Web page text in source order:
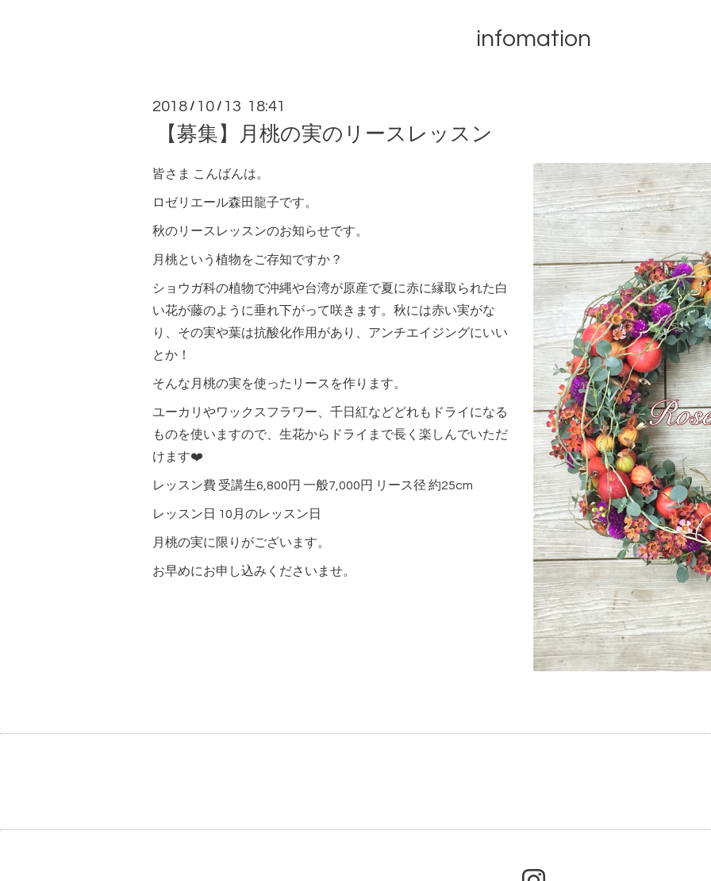
infomation
2018 / 10 / 13 18:41
【募集】月桃の実のリースレッスン
皆さま こんばんは。
ロゼリエール森田龍子です。
秋のリースレッスンのお知らせです。
月桃という植物をご存知ですか？
ショウガ科の植物で沖縄や台湾が原産で夏に赤に縁取られた白
い花が藤のように垂れ下がって咲きます。秋には赤い実がな
り、その実や葉は抗酸化作用があり、アンチエイジングにいい
とか！
そんな月桃の実を使ったリースを作ります。
ユーカリやワックスフラワー、千日紅などどれもドライになる
ものを使いますので、生花からドライまで長く楽しんでいただ
けます❤️
レッスン費 受講生6,800円 一般7,000円 リース径 約25cm
レッスン日 10月のレッスン日
月桃の実に限りがございます。
お早めにお申し込みくださいませ。